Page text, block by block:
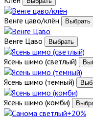
Венге цаво/клён
Венге Цаво
Ясень шимо (светлый)
Ясень шимо (темный)
Ясень шимо (комби)